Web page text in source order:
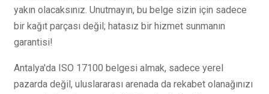
yakın olacaksınız. Unutmayın, bu belge sizin için sadece
bir kağıt parçası değil; hatasız bir hizmet sunmanın
garantisi!
Antalya'da ISO 17100 belgesi almak, sadece yerel
pazarda değil, uluslararası arenada da rekabet olanağınızı